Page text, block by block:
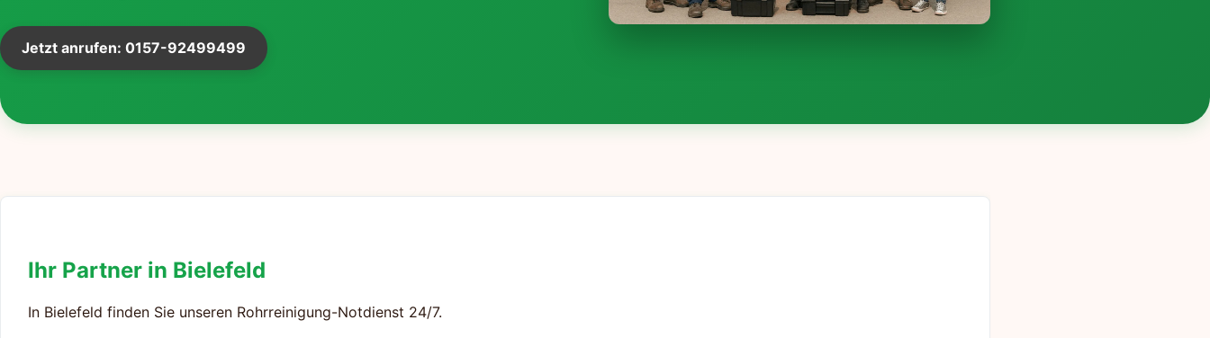
Jetzt anrufen: 0157-92499499
Ihr Partner in Bielefeld
In Bielefeld finden Sie unseren Rohrreinigung-Notdienst 24/7.